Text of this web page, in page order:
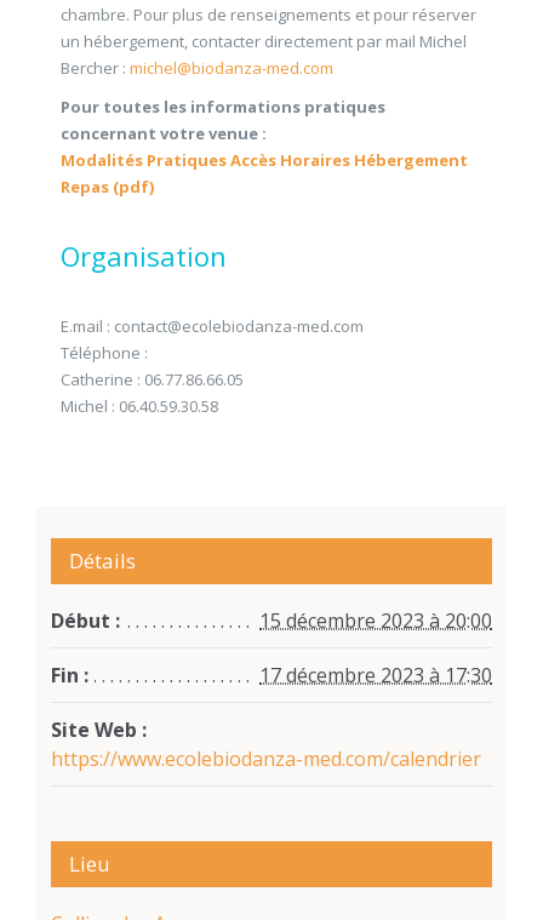
chambre. Pour plus de renseignements et pour réserver
un hébergement, contacter directement par mail Michel
Bercher : michel@biodanza-med.com
Pour toutes les informations pratiques
concernant votre venue :
Modalités Pratiques Accès Horaires Hébergement
Repas (pdf)
Organisation
E.mail : contact@ecolebiodanza-med.com
Téléphone :
Catherine : 06.77.86.66.05
Michel : 06.40.59.30.58
Détails
Début : 15 décembre 2023 à 20:00
Fin : 17 décembre 2023 à 17:30
Site Web :
https://www.ecolebiodanza-med.com/calendrier
Lieu